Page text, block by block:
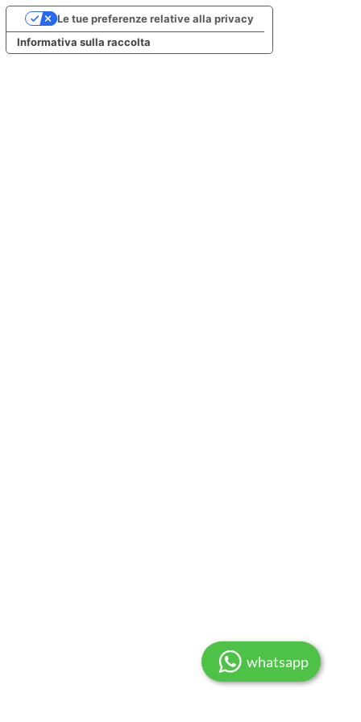
Informativa sulla raccolta
Le tue preferenze relative alla privacy
whatsapp